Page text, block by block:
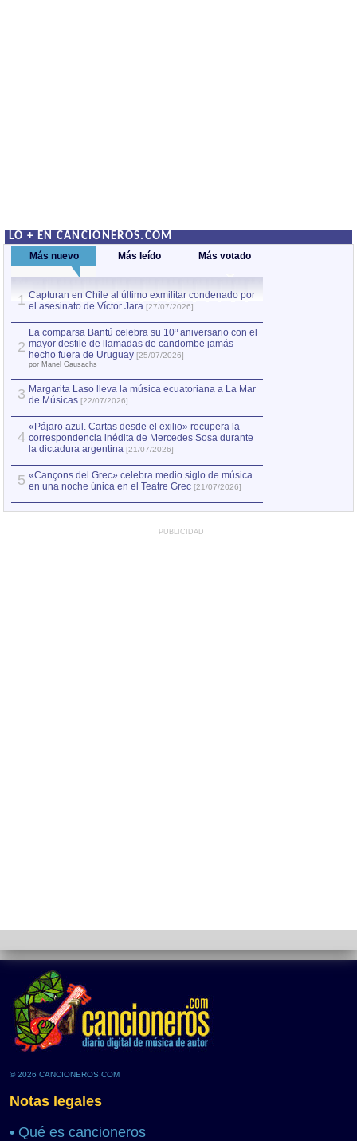
LO + EN CANCIONEROS.COM
Más nuevo Más leído Más votado
1 Capturan en Chile al último exmilitar condenado por
el asesinato de Víctor Jara [27/07/2026]
2
La comparsa Bantú celebra su 10º aniversario con el
mayor desfile de llamadas de candombe jamás
hecho fuera de Uruguay [25/07/2026]
por Manel Gausachs
3 Margarita Laso lleva la música ecuatoriana a La Mar
de Músicas [22/07/2026]
4
«Pájaro azul. Cartas desde el exilio» recupera la
correspondencia inédita de Mercedes Sosa durante
la dictadura argentina [21/07/2026]
5 «Cançons del Grec» celebra medio siglo de música
en una noche única en el Teatre Grec [21/07/2026]
PUBLICIDAD
© 2026 CANCIONEROS.COM
Notas legales
• Qué es cancioneros